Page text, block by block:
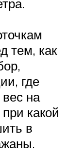
тем, как
где
на
какой
в